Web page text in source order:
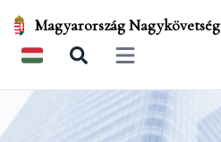
Magyarország
Open main menu